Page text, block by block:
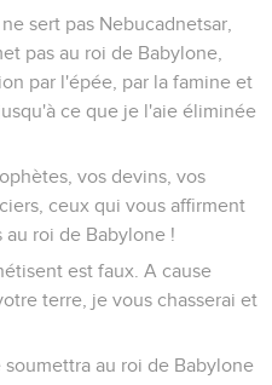
sert pas Nebucadnetsar,
pas au roi de Babylone,
par l'épée, par la famine et
ce que je l'aie éliminée
vos devins, vos
ceux qui vous affirment
au roi de Babylone !
est faux. A cause
terre, je vous chasserai et
au roi de Babylone